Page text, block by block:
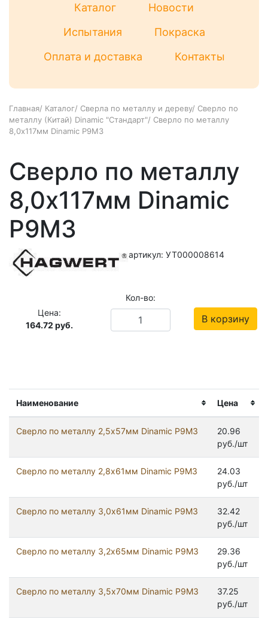
Каталог
Новости
Испытания
Покраска
Оплата и доставка
Контакты
Главная/ Каталог/ Сверла по металлу и дереву/ Сверло по
металлу (Китай) Dinamic "Стандарт"/ Сверло по металлу
8,0х117мм Dinamic Р9М3
Наименование Цена
Сверло по металлу 2,5х57мм Dinamic Р9М3
20.96
руб./шт
Сверло по металлу 2,8х61мм Dinamic Р9М3
24.03
руб./шт
Сверло по металлу 3,0х61мм Dinamic Р9М3
32.42
руб./шт
Сверло по металлу 3,2х65мм Dinamic Р9М3
29.36
руб./шт
Сверло по металлу 3,5х70мм Dinamic Р9М3
37.25
руб./шт
Сверло по металлу
8,0х117мм Dinamic
Р9М3
артикул: УТ000008614
Цена:
164.72 руб.
Кол-во:
В корзину